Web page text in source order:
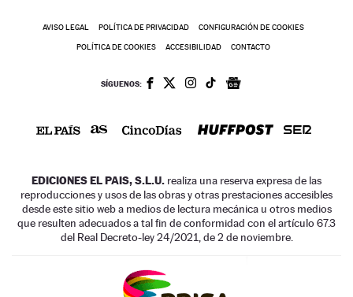
AVISO LEGAL POLÍTICA DE PRIVACIDAD CONFIGURACIÓN DE COOKIES
POLÍTICA DE COOKIES ACCESIBILIDAD CONTACTO
SÍGUENOS:
EDICIONES EL PAIS, S.L.U. realiza una reserva expresa de las
reproducciones y usos de las obras y otras prestaciones accesibles
desde este sitio web a medios de lectura mecánica u otros medios
que resulten adecuados a tal fin de conformidad con el artículo 67.3
del Real Decreto-ley 24/2021, de 2 de noviembre.